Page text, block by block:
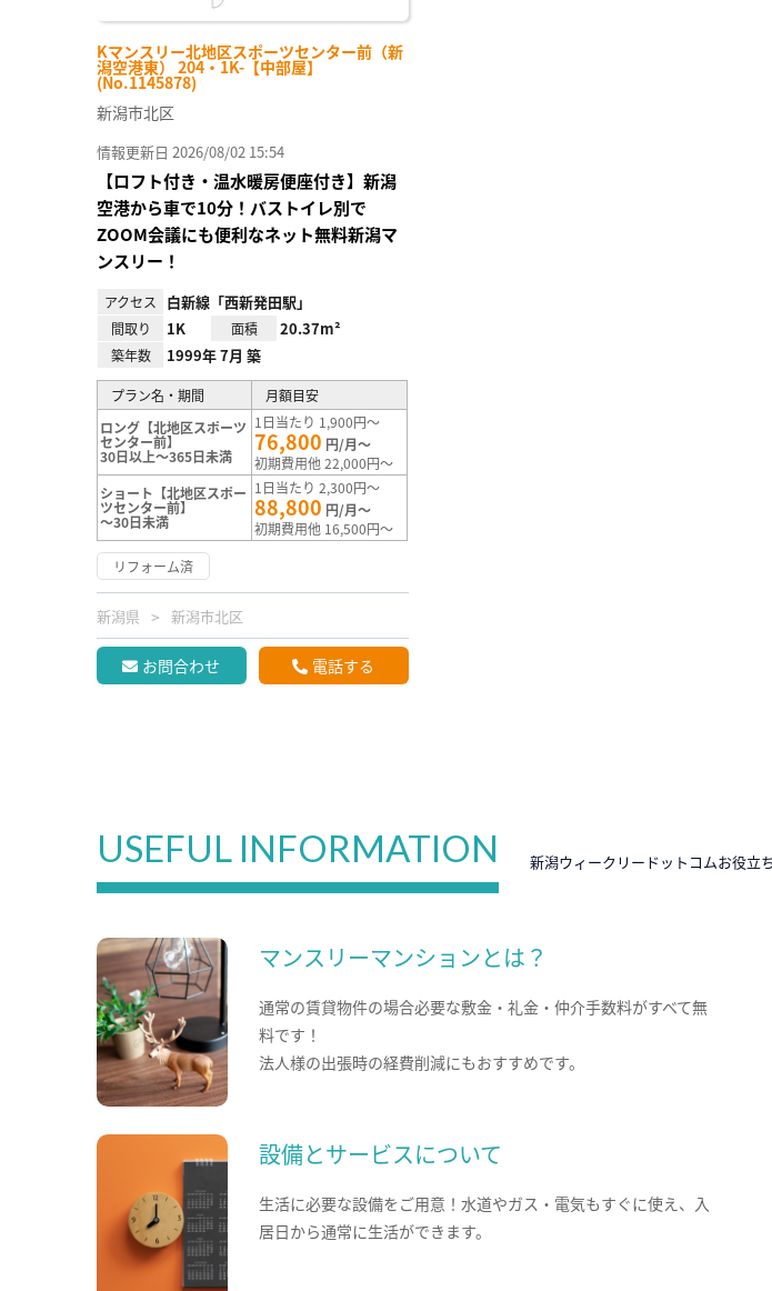
Kマンスリー北地区スポーツセンター前（新
潟空港東） 204・1K-【中部屋】
(No.1145878)
新潟市北区
情報更新日 2026/08/02 15:54
【ロフト付き・温水暖房便座付き】新潟
空港から車で10分！バストイレ別で
ZOOM会議にも便利なネット無料新潟マ
ンスリー！
アクセス 白新線「西新発田駅」
間取り 1K 面積 20.37m²
築年数 1999年 7月 築
プラン名・期間
月額目安
ロング【北地区スポーツ
センター前】
30日以上～365日未満
1日当たり 1,900円～
76,800 円/月～
初期費用他 22,000円～
ショート【北地区スポー
ツセンター前】
～30日未満
1日当たり 2,300円～
88,800 円/月～
初期費用他 16,500円～
リフォーム済
新潟県 新潟市北区
お問合わせ 電話する
USEFUL INFORMATION 新潟ウィークリードットコムお役立
マンスリーマンションとは？
通常の賃貸物件の場合必要な敷金・礼金・仲介手数料がすべて無
料です！
法人様の出張時の経費削減にもおすすめです。
設備とサービスについて
生活に必要な設備をご用意！水道やガス・電気もすぐに使え、入
居日から通常に生活ができます。